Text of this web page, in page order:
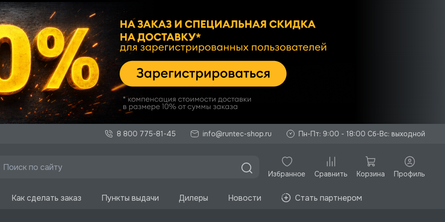
8 800 775-81-45 info@runtec-shop.ru Пн-Пт: 9:00 - 18:00 Сб-Вс: выходной
Избранное Сравнить Корзина Профиль
Как сделать заказ Пункты выдачи Дилеры Новости Стать партнером